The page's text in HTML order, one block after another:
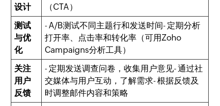
设计
（CTA）
测试
与优
化
- A/B测试不同主题行和发送时间- 定期分析
打开率、点击率和转化率（可用Zoho
Campaigns分析工具）
关注
用户
反馈
- 定期发送调查问卷，收集用户意见- 通过社
交媒体与用户互动，了解需求- 根据反馈及
时调整邮件内容和策略